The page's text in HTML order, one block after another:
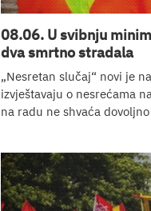
08.06. U svibnju
dva smrtno stradala
„Nesretan slučaj“ novi je
izvještavaju o nesrećama
na radu ne shvaća